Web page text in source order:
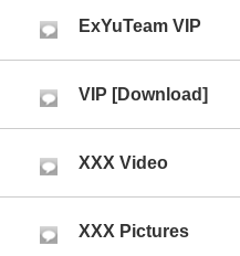
ExYuTeam VIP
VIP [Download]
XXX Video
XXX Pictures